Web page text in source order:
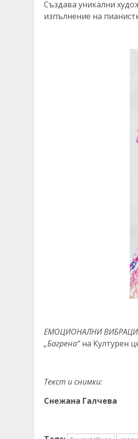
Създава уникални
изпълнение на
ЕМОЦИОНАЛНИ
„Багрена“на Културен
Текст и снимки:
Снежана Галчева